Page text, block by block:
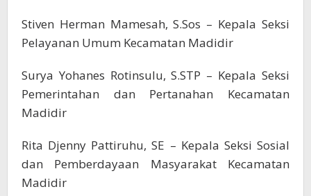
Stiven Herman Mamesah, S.Sos – Kepala Seksi
Pelayanan Umum Kecamatan Madidir
Surya Yohanes Rotinsulu, S.STP – Kepala Seksi
Pemerintahan dan Pertanahan Kecamatan
Madidir
Rita Djenny Pattiruhu, SE – Kepala Seksi Sosial
dan Pemberdayaan Masyarakat Kecamatan
Madidir